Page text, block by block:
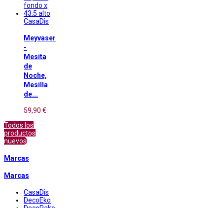
CasaDis
Meyvaser
-
Mesita
de
Noche,
Mesilla
de...
59,90 €
Todos los
productos
nuevos
Marcas
Marcas
CasaDis
DecoEko